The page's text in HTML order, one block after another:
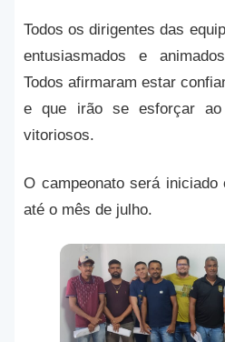
Todos os dirigentes das
entusiasmados e
Todos afirmaram estar
e que irão se esforçar ao
vitoriosos.
O campeonato será
até o mês de julho.